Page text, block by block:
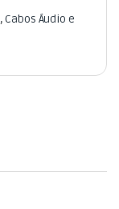
,Cabos Áudio e